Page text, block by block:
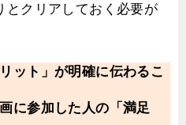
とクリアしておく必要が
ット」が明確に伝わるこ
に参加した人の「満足